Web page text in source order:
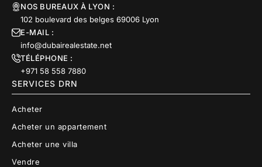
NOS BUREAUX À LYON :
102 boulevard des belges 69006 Lyon
E-MAIL :
info@dubairealestate.net
TÉLÉPHONE :
+971 58 558 7880
SERVICES DRN
Acheter
Acheter un appartement
Acheter une villa
Vendre